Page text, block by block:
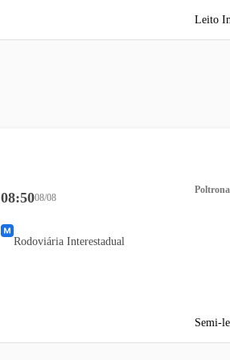
Leito
08:5008/08
Rodoviária Interestadual
Poltrona
Semi-